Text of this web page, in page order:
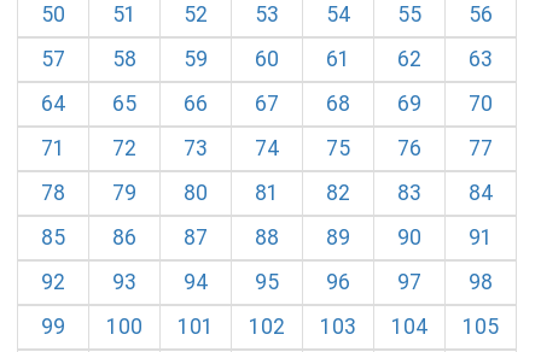
50
51 52 53 54 55
56
57
58 59 60 61 62
63
64
65 66 67 68 69
70
71
72 73 74 75 76
77
78
79 80 81 82 83
84
85
86 87 88 89 90
91
92
93 94 95 96 97
98
99
100 101 102 103 104
105